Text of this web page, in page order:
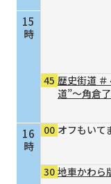
15
時
16
時
45 歴史街道
道”～角倉
00 オフもいて
30 地車かわら